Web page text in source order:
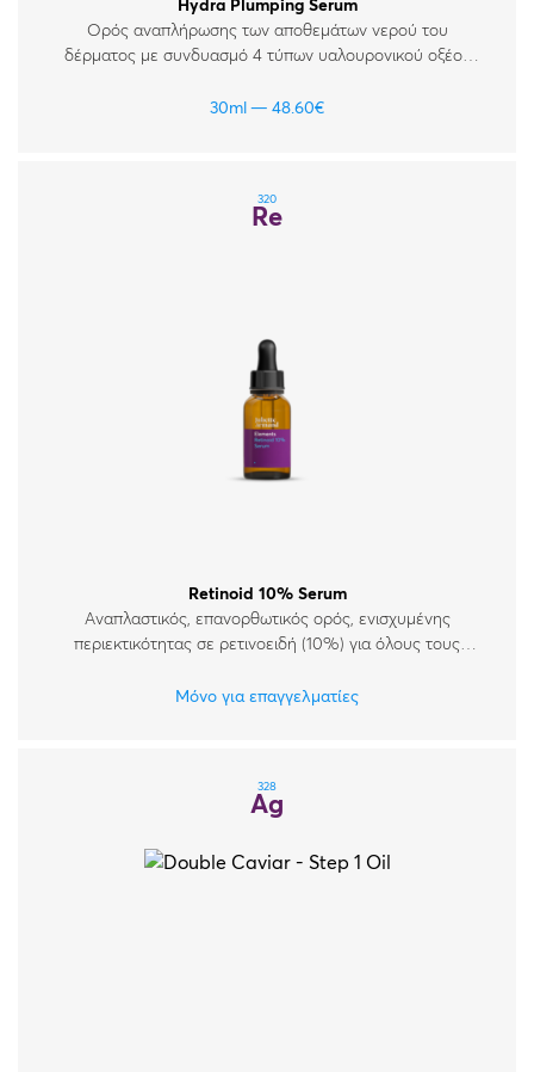
Hydra Plumping Serum
Ορός αναπλήρωσης των αποθεμάτων νερού του
δέρματος με συνδυασμό 4 τύπων υαλουρονικού οξέος
Β5 & Β9. Για όλους τους τύπους δέρματος. Ιδανικός για
30ml 48.60€
320
Re
Retinoid 10% Serum
Αναπλαστικός, επανορθωτικός ορός, ενισχυμένης
περιεκτικότητας σε ρετινοειδή (10%) για όλους τους
Μόνο για επαγγελματίες
328
Ag